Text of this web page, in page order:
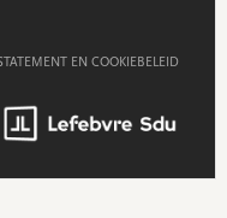
EN COOKIEBELEID